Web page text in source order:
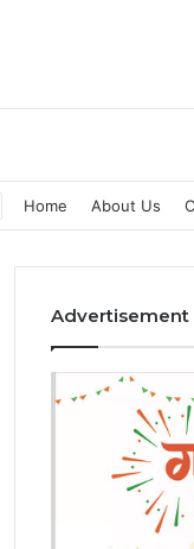
Home About Us
Advertisement